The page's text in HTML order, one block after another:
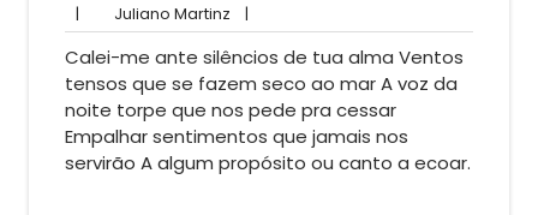
| Juliano Martinz Juliano
Martinz
|
Calei-me ante silêncios de tua alma Ventos
tensos que se fazem seco ao mar A voz da
noite torpe que nos pede pra cessar
Empalhar sentimentos que jamais nos
servirão A algum propósito ou canto a ecoar.